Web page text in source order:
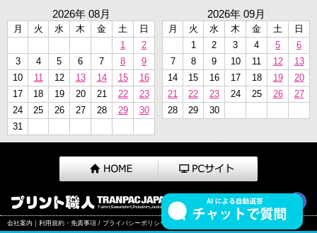
2026年 08月
月 火 水 木 金 土
日
1
2
3
4 5 6 7 8
9
10
11 12 13 14 15
16
17
18 19 20 21 22
23
24
25 26 27 28 29
30
31
2026年 09月
月 火 水 木 金 土
日
1
2 3 4 5
6
7
8 9 10 11 12
13
14
15 16 17 18 19
20
21
22 23 24 25 26
27
28
29 30
会社案内 ｜ 利用規約・免責事項 / プライバシーポリシー プリントパートナー募集